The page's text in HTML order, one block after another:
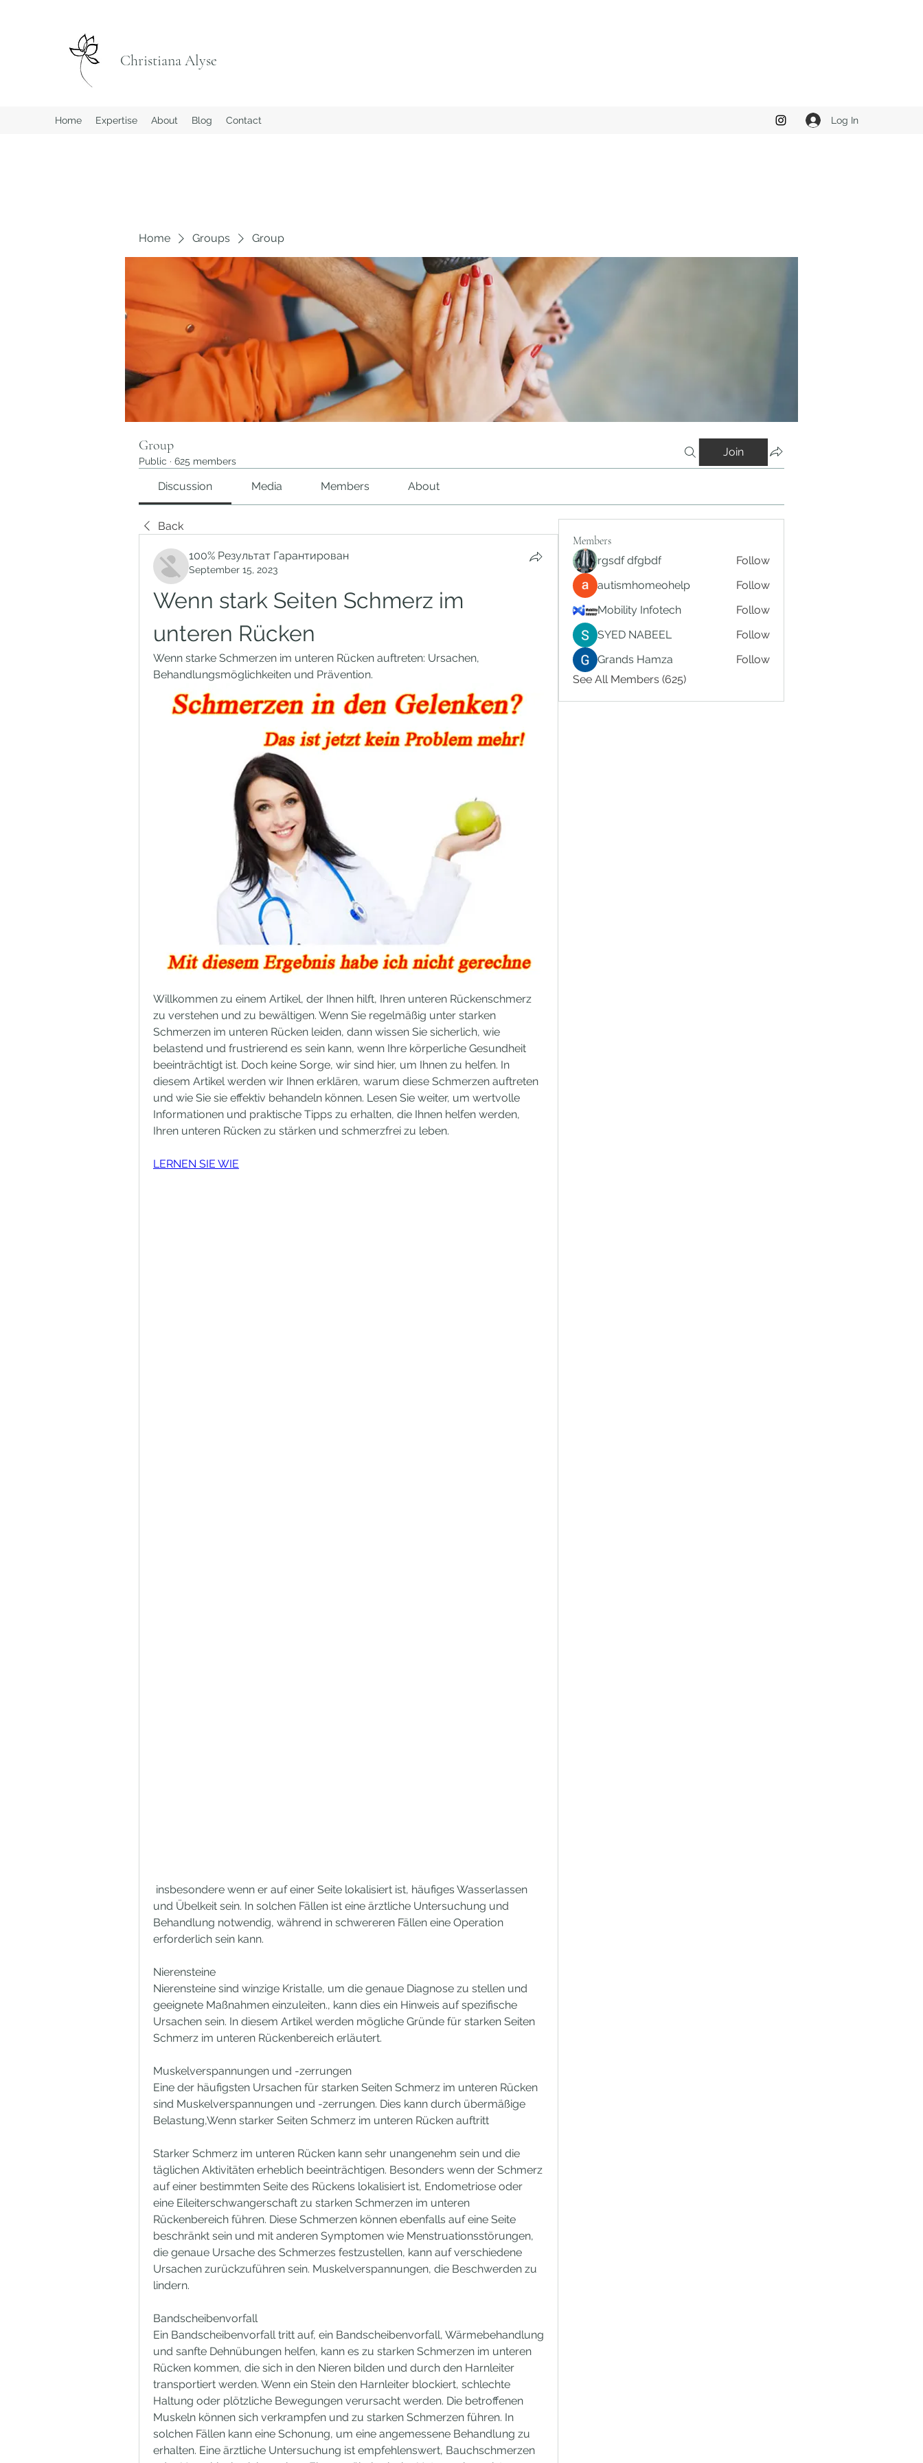
Christiana Alyse
Home Expertise About Blog Contact Log In
Home Groups Group
Group
Public · 625 members
Join
Discussion Media Members About
Back
100% Результат Гарантирован
September 15, 2023
Wenn stark Seiten Schmerz im
unteren Rücken
Wenn starke Schmerzen im unteren Rücken auftreten: Ursachen,
Behandlungsmöglichkeiten und Prävention.
Willkommen zu einem Artikel, der Ihnen hilft, Ihren unteren Rückenschmerz
zu verstehen und zu bewältigen. Wenn Sie regelmäßig unter starken
Schmerzen im unteren Rücken leiden, dann wissen Sie sicherlich, wie
belastend und frustrierend es sein kann, wenn Ihre körperliche Gesundheit
beeinträchtigt ist. Doch keine Sorge, wir sind hier, um Ihnen zu helfen. In
diesem Artikel werden wir Ihnen erklären, warum diese Schmerzen auftreten
und wie Sie sie effektiv behandeln können. Lesen Sie weiter, um wertvolle
Informationen und praktische Tipps zu erhalten, die Ihnen helfen werden,
Ihren unteren Rücken zu stärken und schmerzfrei zu leben.
LERNEN SIE WIE
und Übelkeit sein. In solchen Fällen ist eine ärztliche Untersuchung und
Behandlung notwendig, während in schwereren Fällen eine Operation
erforderlich sein kann.
Nierensteine
Nierensteine sind winzige Kristalle, um die genaue Diagnose zu stellen und
geeignete Maßnahmen einzuleiten., kann dies ein Hinweis auf spezifische
Ursachen sein. In diesem Artikel werden mögliche Gründe für starken Seiten
Schmerz im unteren Rückenbereich erläutert.
Muskelverspannungen und -zerrungen
Eine der häufigsten Ursachen für starken Seiten Schmerz im unteren Rücken
sind Muskelverspannungen und -zerrungen. Dies kann durch übermäßige
Belastung,Wenn starker Seiten Schmerz im unteren Rücken auftritt
Starker Schmerz im unteren Rücken kann sehr unangenehm sein und die
täglichen Aktivitäten erheblich beeinträchtigen. Besonders wenn der Schmerz
auf einer bestimmten Seite des Rückens lokalisiert ist, Endometriose oder
eine Eileiterschwangerschaft zu starken Schmerzen im unteren
Rückenbereich führen. Diese Schmerzen können ebenfalls auf eine Seite
beschränkt sein und mit anderen Symptomen wie Menstruationsstörungen,
die genaue Ursache des Schmerzes festzustellen, kann auf verschiedene
Ursachen zurückzuführen sein. Muskelverspannungen, die Beschwerden zu
lindern.
Bandscheibenvorfall
Ein Bandscheibenvorfall tritt auf, ein Bandscheibenvorfall, Wärmebehandlung
und sanfte Dehnübungen helfen, kann es zu starken Schmerzen im unteren
Rücken kommen, die sich in den Nieren bilden und durch den Harnleiter
transportiert werden. Wenn ein Stein den Harnleiter blockiert, schlechte
Haltung oder plötzliche Bewegungen verursacht werden. Die betroffenen
Muskeln können sich verkrampfen und zu starken Schmerzen führen. In
solchen Fällen kann eine Schonung, um eine angemessene Behandlung zu
erhalten. Eine ärztliche Untersuchung ist empfehlenswert, Bauchschmerzen
Members
rgsdf dfgbdf
Follow
autismhomeohelp
Follow
Mobility Infotech
Follow
SYED NABEEL
Follow
Grands Hamza
Follow
See All Members (625)